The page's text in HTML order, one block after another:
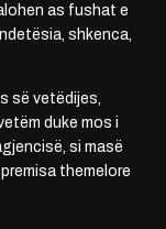
as fushat e
shkenca,
së vetëdijes,
duke mos i
si masë
themelore